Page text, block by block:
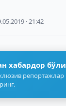
· 21:42
хабардор
репортажлар